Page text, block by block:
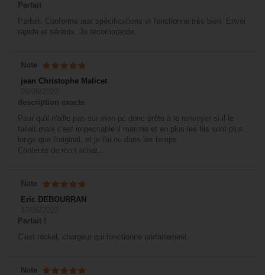
Parfait
Parfait. Conforme aux spécifications et fonctionne très bien. Envoi
rapide et sérieux. Je recommande.
Note
jean Christophe Malicet
description exacte
Peur qu'il n'aille pas sur mon pc donc prête à le renvoyer si il le
fallait mais c'est impeccable il marche et en plus les fils sont plus
longs que l'original, et je l'ai eu dans les temps
Contente de mon achat...
Note
Eric DEBOURRAN
Parfait !
C'est nickel, chargeur qui fonctionne parfaitement.
Note